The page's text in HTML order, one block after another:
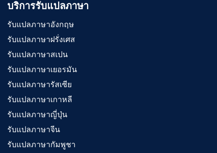
บริการรับแปลภาษา
รับแปลภาษาอังกฤษ
รับแปลภาษาฝรั่งเศส
รับแปลภาษาสเปน
รับแปลภาษาเยอรมัน
รับแปลภาษารัสเซีย
รับแปลภาษาเกาหลี
รับแปลภาษาญี่ปุ่น
รับแปลภาษาจีน
รับแปลภาษากัมพูชา